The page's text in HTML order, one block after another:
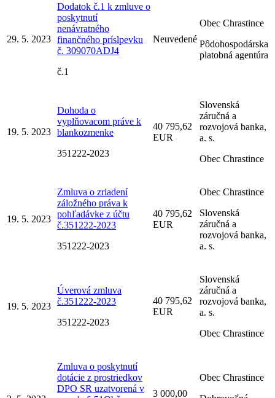
29. 5. 2023
Dodatok č.1 k zmluve o
poskytnutí
nenávratného
finančného príslpevku
č. 309070ADJ4
č.1
Neuvedené
Obec Chrastince
Pôdohospodárska
platobná agentúra
19. 5. 2023
Dohoda o
vyplňovacom práve k
blankozmenke
351222-2023
40 795,62
EUR
Slovenská
záručná a
rozvojová banka,
a. s.
Obec Chrastince
19. 5. 2023
Zmluva o zriadení
záložného práva k
pohľadávke z účtu
č.351222-2023
351222-2023
40 795,62
EUR
Obec Chrastince
Slovenská
záručná a
rozvojová banka,
a. s.
19. 5. 2023
Úverová zmluva
č.351222-2023
351222-2023
40 795,62
EUR
Slovenská
záručná a
rozvojová banka,
a. s.
Obec Chrastince
Zmluva o poskytnutí
dotácie z prostriedkov
DPO SR uzatvorená v
3 000,00
Obec Chrastince